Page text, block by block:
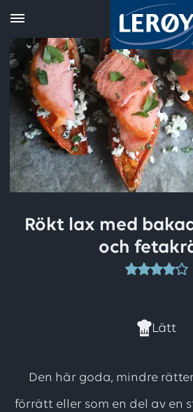
Rökt lax med
och
har
4
Lätt
Den här goda, mindre
förrätt eller som en del av en